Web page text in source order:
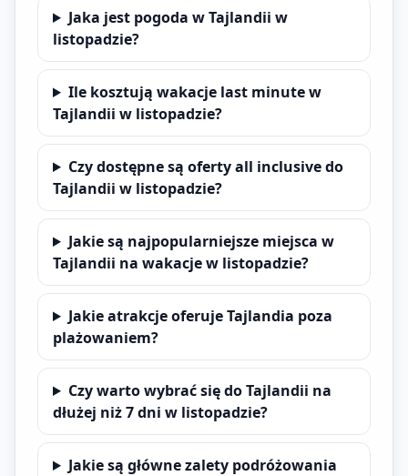
Jaka jest pogoda w Tajlandii w
listopadzie?
Ile kosztują wakacje last minute w
Tajlandii w listopadzie?
Czy dostępne są oferty all inclusive do
Tajlandii w listopadzie?
Jakie są najpopularniejsze miejsca w
Tajlandii na wakacje w listopadzie?
Jakie atrakcje oferuje Tajlandia poza
plażowaniem?
Czy warto wybrać się do Tajlandii na
dłużej niż 7 dni w listopadzie?
Jakie są główne zalety podróżowania